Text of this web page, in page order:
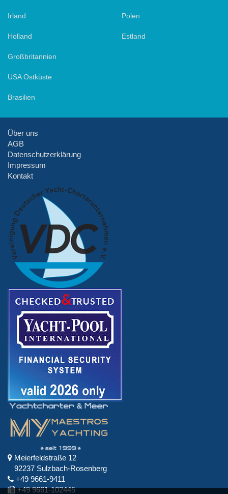
Irland
Holland
Großbritannien
USA Ostküste
Brasilien
Polen
Estland
Über uns
AGB
Datenschutzerklärung
Impressum
Kontakt
Meierfeldstraße 12
92237 Sulzbach-Rosenberg
+49 9661-9411
+49 9661-102445